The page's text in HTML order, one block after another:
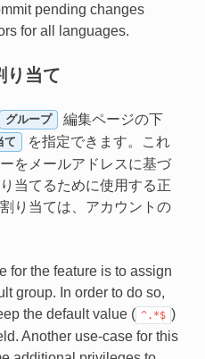
pending changes
for all languages.
り当て
グループ
編集ページの下
て
を指定できます。これ
をメールアドレスに基づ
当てるために使用する正
り当ては、アカウントの
for the feature is to assign
group. In order to do so,
the default value ( ^.*$ )
Another use-case for this